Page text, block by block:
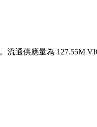
。流通供應量為 127.55M